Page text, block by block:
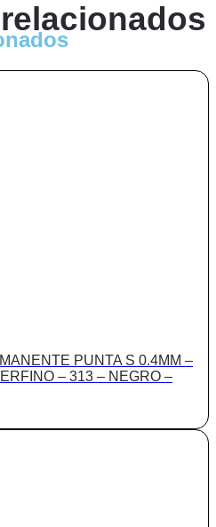
PUNTA S 0.4MM –
– 313 – NEGRO –